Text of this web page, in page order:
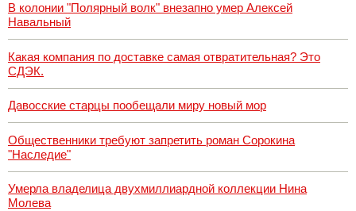
В колонии "Полярный волк" внезапно умер Алексей
Навальный
Какая компания по доставке самая отвратительная? Это
СДЭК.
Давосские старцы пообещали миру новый мор
Общественники требуют запретить роман Сорокина
"Наследие"
Умерла владелица двухмиллиардной коллекции Нина
Молева